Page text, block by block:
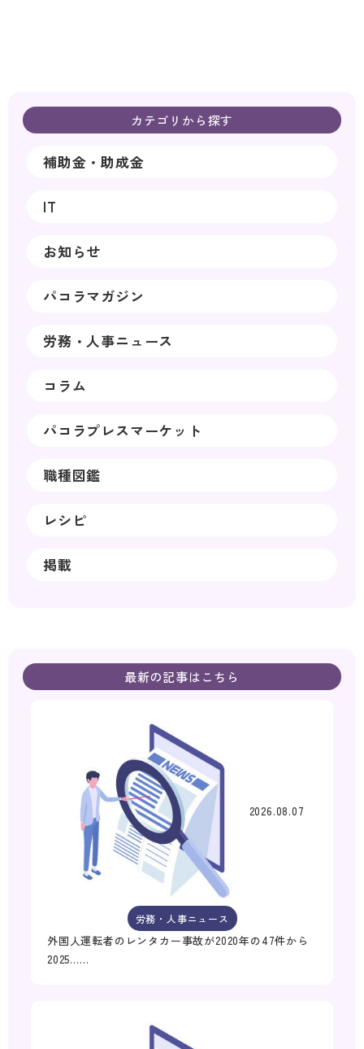
カテゴリから探す
補助金・助成金
IT
お知らせ
パコラマガジン
労務・人事ニュース
コラム
パコラプレスマーケット
職種図鑑
レシピ
掲載
最新の記事はこちら
2026.08.07
労務・人事ニュース
外国人運転者のレンタカー事故が2020年の47件から
2025……